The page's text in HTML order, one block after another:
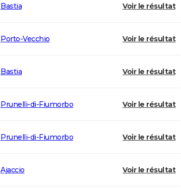
Bastia Voir le résultat
Porto-Vecchio Voir le résultat
Bastia Voir le résultat
Prunelli-di-Fiumorbo Voir le résultat
Prunelli-di-Fiumorbo Voir le résultat
Ajaccio Voir le résultat